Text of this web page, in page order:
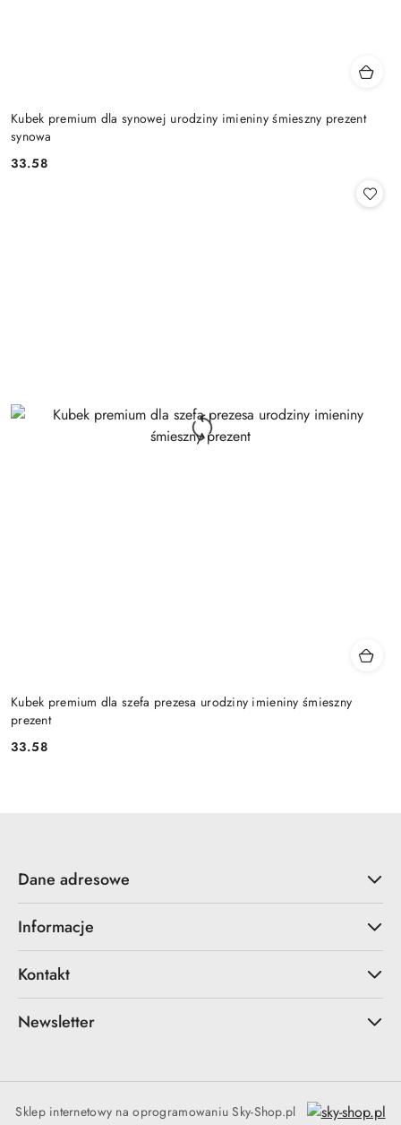
Kubek premium dla synowej urodziny imieniny śmieszny prezent
synowa
Cena:
33.58
Kubek premium dla szefa prezesa urodziny imieniny śmieszny
prezent
Cena:
33.58
Dane adresowe
Informacje
Kontakt
Newsletter
Sklep internetowy na oprogramowaniu Sky-Shop.pl